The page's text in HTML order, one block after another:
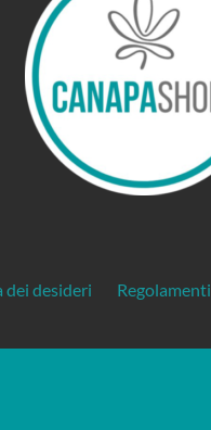
dei desideri Regolamenti